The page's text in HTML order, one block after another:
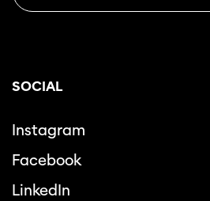
SOCIAL
Instagram
Facebook
LinkedIn